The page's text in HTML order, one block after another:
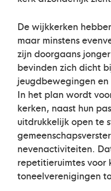
De wijkkerken
maar minstens
zijn doorgaans
bevinden zich dicht
jeugdbewegingen
In het plan wordt
kerken, naast hun
uitdrukkelijk open te
nevenactiviteiten.
repetitieruimtes voor
toneelverenigingen